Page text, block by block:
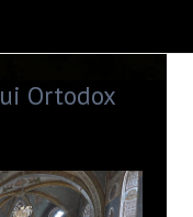
Ortodox